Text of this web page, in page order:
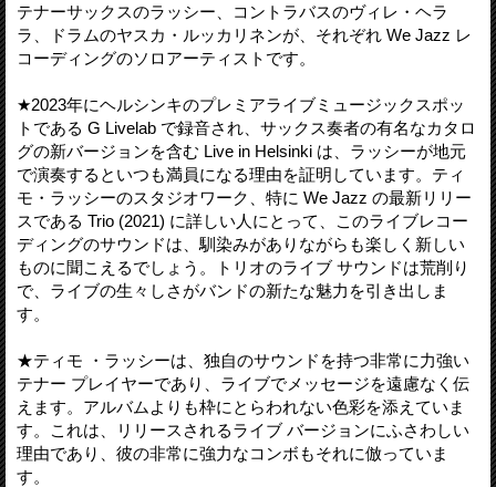
テナーサックスのラッシー、コントラバスのヴィレ・ヘラ
ラ、ドラムのヤスカ・ルッカリネンが、それぞれ We Jazz レ
コーディングのソロアーティストです。
★2023年にヘルシンキのプレミアライブミュージックスポッ
トである G Livelab で録音され、サックス奏者の有名なカタロ
グの新バージョンを含む Live in Helsinki は、ラッシーが地元
で演奏するといつも満員になる理由を証明しています。ティ
モ・ラッシーのスタジオワーク、特に We Jazz の最新リリー
スである Trio (2021) に詳しい人にとって、このライブレコー
ディングのサウンドは、馴染みがありながらも楽しく新しい
ものに聞こえるでしょう。トリオのライブ サウンドは荒削り
で、ライブの生々しさがバンドの新たな魅力を引き出しま
す。
★ティモ ・ラッシーは、独自のサウンドを持つ非常に力強い
テナー プレイヤーであり、ライブでメッセージを遠慮なく伝
えます。アルバムよりも枠にとらわれない色彩を添えていま
す。これは、リリースされるライブ バージョンにふさわしい
理由であり、彼の非常に強力なコンボもそれに倣っていま
す。